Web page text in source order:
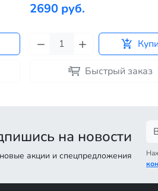
2690 руб.
Быстрый заказ
на новости
акции и спецпредложения